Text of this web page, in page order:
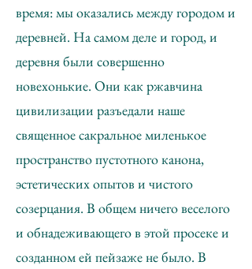
время: мы оказались между городом и
деревней. На самом деле и город, и
деревня были совершенно
новехонькие. Они как ржавчина
цивилизации разъедали наше
священное сакральное миленькое
пространство пустотного канона,
эстетических опытов и чистого
созерцания. В общем ничего веселого
и обнадеживающего в этой просеке и
созданном ей пейзаже не было. В